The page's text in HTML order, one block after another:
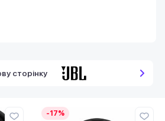
сторінку
-17%